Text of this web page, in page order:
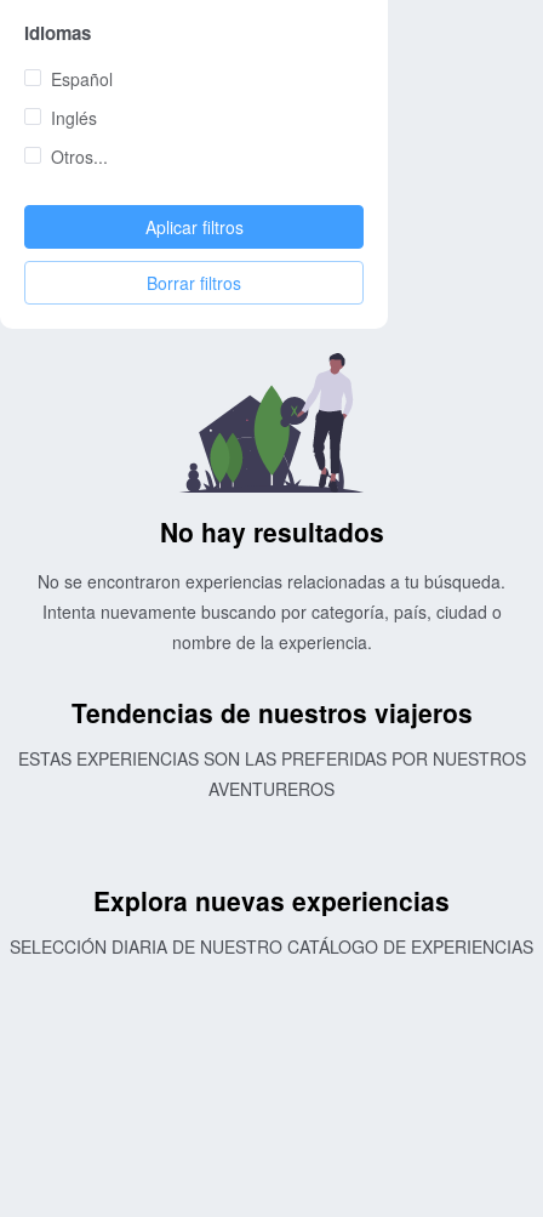
Idiomas
Español
Inglés
Otros...
Aplicar filtros
Borrar filtros
No hay resultados
No se encontraron experiencias relacionadas a tu búsqueda.
Intenta nuevamente buscando por categoría, país, ciudad o
nombre de la experiencia.
Tendencias de nuestros viajeros
ESTAS EXPERIENCIAS SON LAS PREFERIDAS POR NUESTROS
AVENTUREROS
Explora nuevas experiencias
SELECCIÓN DIARIA DE NUESTRO CATÁLOGO DE EXPERIENCIAS